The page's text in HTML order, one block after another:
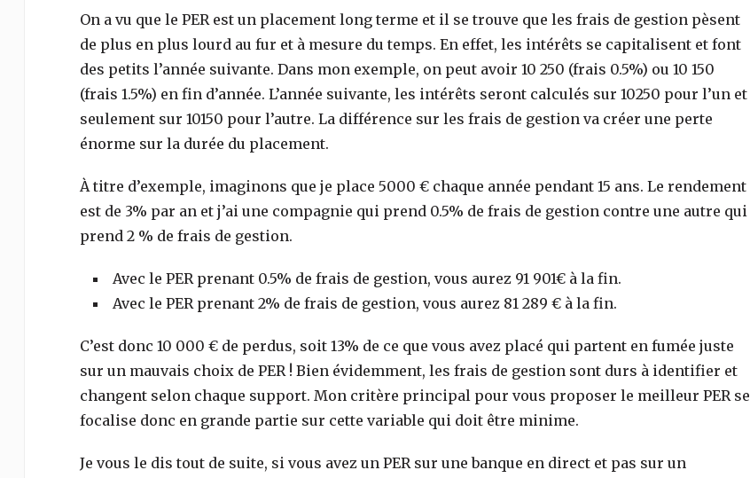
On a vu que le PER est un placement long terme et il se trouve que les frais de gestion pèsent
de plus en plus lourd au fur et à mesure du temps. En effet, les intérêts se capitalisent et font
des petits l’année suivante. Dans mon exemple, on peut avoir 10 250 (frais 0.5%) ou 10 150
(frais 1.5%) en fin d’année. L’année suivante, les intérêts seront calculés sur 10250 pour l’un et
seulement sur 10150 pour l’autre. La différence sur les frais de gestion va créer une perte
énorme sur la durée du placement.
À titre d’exemple, imaginons que je place 5000 € chaque année pendant 15 ans. Le rendement
est de 3% par an et j’ai une compagnie qui prend 0.5% de frais de gestion contre une autre qui
prend 2 % de frais de gestion.
Avec le PER prenant 0.5% de frais de gestion, vous aurez 91 901€ à la fin.
Avec le PER prenant 2% de frais de gestion, vous aurez 81 289 € à la fin.
C’est donc 10 000 € de perdus, soit 13% de ce que vous avez placé qui partent en fumée juste
sur un mauvais choix de PER ! Bien évidemment, les frais de gestion sont durs à identifier et
changent selon chaque support. Mon critère principal pour vous proposer le meilleur PER se
focalise donc en grande partie sur cette variable qui doit être minime.
Je vous le dis tout de suite, si vous avez un PER sur une banque en direct et pas sur un